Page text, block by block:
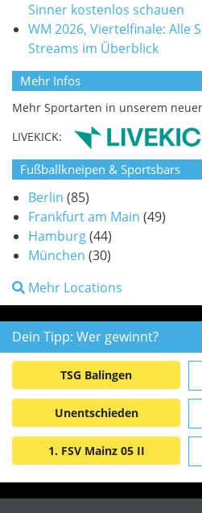
Sinner kostenlos schauen
WM 2026, Viertelfinale: Alle
Streams im Überblick
Mehr Infos
Mehr Sportarten in unserem
LIVEKICK:
Fußballkneipen & Sportsbars
Berlin (85)
Frankfurt am Main (49)
Hamburg(44)
München (30)
Mehr Locations
Dein Tipp: Wer gewinnt?
TSG Balingen
Unentschieden
1. FSV Mainz 05 II